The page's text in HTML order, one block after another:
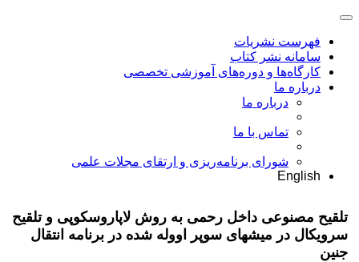
فهرست نشریات
سامانه نشر کتاب
کارگاه‌ها و دوره‌های آموزشی تخصصی
درباره ما
درباره ما
تماس با ما
شورای برنامه‌ریزی و ارتقای مجلات علمی
English
تلقیح مصنوعی داخل رحمی به روش لاپاروسکوپی و تلقیح
سرویکال در میشهای سوپر اووله شده در برنامه انتقال
جنین